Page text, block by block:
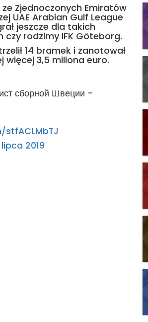
Zjednoczonych Emiratów
UAE Arabian Gulf League
jeszcze dla takich
czy rodzimy IFK Göteborg.
14 bramek i zanotował
więcej 3,5 miliona euro.
сборной Швеции -
lipca 2019